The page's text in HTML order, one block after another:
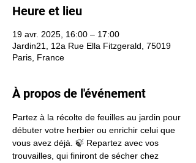
Heure et lieu
19 avr. 2025, 16:00 – 17:00
Jardin21, 12a Rue Ella Fitzgerald, 75019
Paris, France
À propos de l'événement
Partez à la récolte de feuilles au jardin pour
débuter votre herbier ou enrichir celui que
vous avez déjà. 🍃 Repartez avec vos
trouvailles, qui finiront de sécher chez